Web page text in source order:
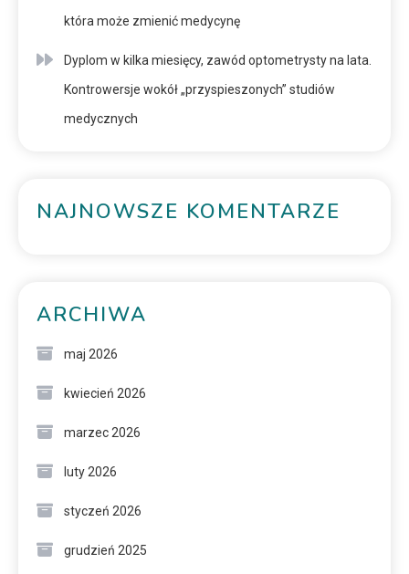
która może zmienić medycynę
Dyplom w kilka miesięcy, zawód optometrysty na lata.
Kontrowersje wokół „przyspieszonych” studiów
medycznych
NAJNOWSZE KOMENTARZE
ARCHIWA
maj 2026
kwiecień 2026
marzec 2026
luty 2026
styczeń 2026
grudzień 2025